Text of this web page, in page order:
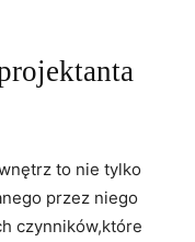
to ⁢nie tylko
przez niego
czynników,które